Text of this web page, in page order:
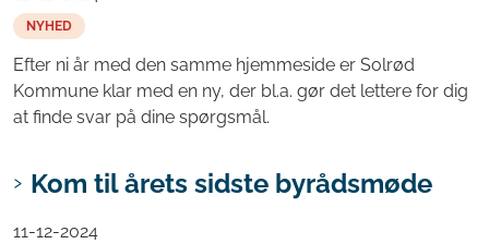
NYHED
Efter ni år med den samme hjemmeside er Solrød
Kommune klar med en ny, der bl.a. gør det lettere for dig
at finde svar på dine spørgsmål.
Kom til årets sidste byrådsmøde
11-12-2024